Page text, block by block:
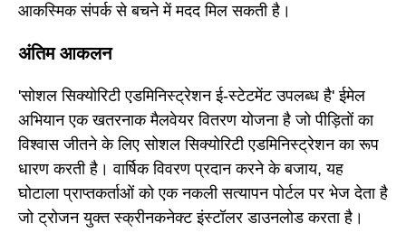
आकस्मिक संपर्क से बचने में मदद मिल सकती है।
अंतिम आकलन
'सोशल सिक्योरिटी एडमिनिस्ट्रेशन ई-स्टेटमेंट उपलब्ध है' ईमेल
अभियान एक खतरनाक मैलवेयर वितरण योजना है जो पीड़ितों का
विश्वास जीतने के लिए सोशल सिक्योरिटी एडमिनिस्ट्रेशन का रूप
धारण करती है। वार्षिक विवरण प्रदान करने के बजाय, यह
घोटाला प्राप्तकर्ताओं को एक नकली सत्यापन पोर्टल पर भेज देता है
जो ट्रोजन युक्त स्क्रीनकनेक्ट इंस्टॉलर डाउनलोड करता है।